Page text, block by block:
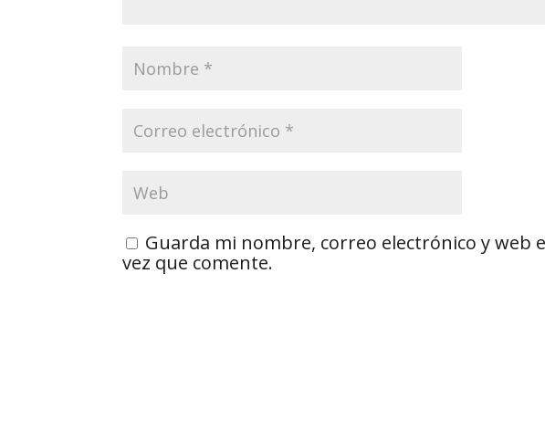
Guarda mi nombre, correo electrónico y web
vez que comente.